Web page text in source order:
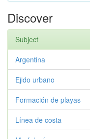
Discover
Subject
Argentina
Ejido urbano
Formación de playas
Línea de costa